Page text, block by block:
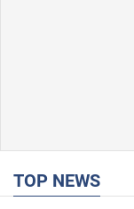
TOP NEWS